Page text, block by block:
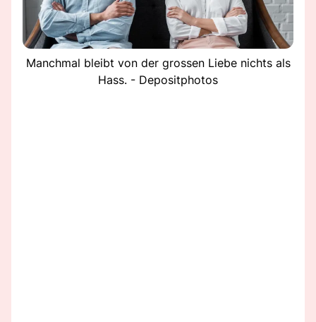
Manchmal bleibt von der grossen Liebe nichts als
Hass. - Depositphotos